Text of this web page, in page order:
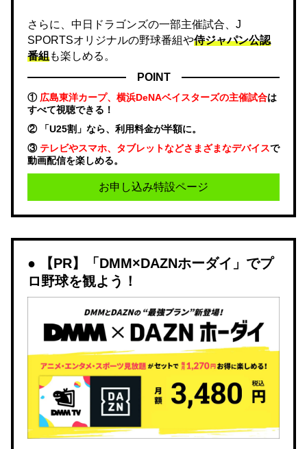
さらに、中日ドラゴンズの一部主催試合、J
SPORTSオリジナルの野球番組や侍ジャパン公認
番組も楽しめる。
POINT
① 広島東洋カープ、横浜DeNAベイスターズの主催試合は
すべて視聴できる！
② 「U25割」なら、利用料金が半額に。
③ テレビやスマホ、タブレットなどさまざまなデバイスで
動画配信を楽しめる。
お申し込み特設ページ
【PR】「DMM×DAZNホーダイ」でプ
ロ野球を観よう！